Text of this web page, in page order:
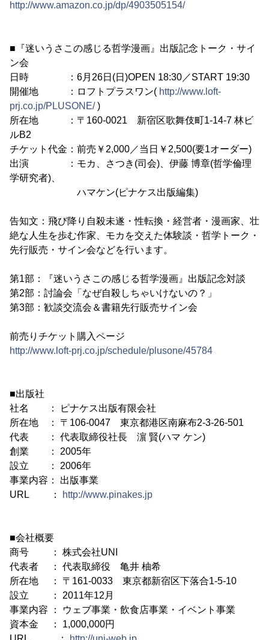
http://www.amazon.co.jp/dp/4903505154/
■『迷いうさこの感じる哲学漫画』出版記念トーク・サイ
ン会
日時 ：6月26日(日)OPEN 18:30／START 19:30
開催地 ：ロフトプラスワン( http://www.loft-
prj.co.jp/PLUSONE/)
所在地 ：〒160-0021 新宿区歌舞伎町1-14-7 林ビ
ルB2
チケット代金：前売￥2,000／当日￥2,500(要1オーダー)
出演 ：モカ、さつき(司会)、伊藤 博章(哲学倫理
学研究者)、
ハマケン(ピナケス出版編集)
告知文：飛び降り自殺未遂・性転換・経営者・漫画家、壮
絶な人生を歩む作家、モカを交えた体験談・哲学トーク・
先行販売・サイン会などを行います。
第1部：『迷いうさこの感じる哲学漫画』出版記念対談
第2部：討論会「なぜ自殺しちゃいけないの？」
第3部：歓談交流会＆書籍先行販売サイン会
前売りチケット購入ページ
http://www.loft-prj.co.jp/schedule/plusone/45784
■出版社
社名 ： ピナケス出版有限会社
所在地 ： 〒106-0047 東京都港区南麻布2-3-26-501
代表 ： 代表取締役社長 濵 賢(ハマ ケン)
創業 ： 2005年
設立 ： 2006年
事業内容： 出版事業
URL ：
http://www.pinakes.jp
■会社概要
商号 ： 株式会社UNI
代表者 ： 代表取締役 亀井 柚希
所在地 ： 〒161-0033 東京都新宿区下落合1-5-10
設立 ： 2011年12月
事業内容 ： ウェブ事業・飲食店事業・イベント事業
資本金 ： 1,000,000円